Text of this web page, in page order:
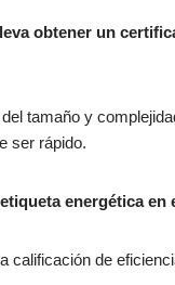
obtener un
tamaño y
ser rápido.
energética en
calificación de